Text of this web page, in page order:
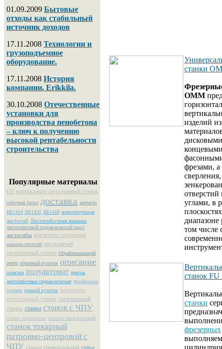
01.09.2009 Бытовые
отходы как стабильный
источник доходов
17.11.2008 Технологии и
грузоподъемное
оборудование.
17.11.2008 История
компании. Erikkila.
30.10.2008 Отечественные
установки для
производства пенобетона
– ключ к получению
высокой рентабельности
строительства
Популярные материалы
CU вертикально сверлильный станок
гибочная балка доставка запчасти
ИБ1424 ИБ1426 ИБ1428 комплектующие
листогиб Листогибочная машина
листогибочный гидравлический пресс
листогибы магнитное основание
машина-листогиб настольный
сверлильный станок Обрабатывающий
центр обратный кулачок описание
оснастка полуавтомат прессы
листогибочные гидравлические профильное
точение прямой кулачок радиально
сверлильный станок сверлильный
станок станки станок с ЧПУ
станок сверлильны станок сверлильный
станок токарный
патронно-центровой с
ЧПУ станок универсальный статьи
станки
ОММ
изделий
фрезами, а
углами, в
том числе
станок FU
станки
фрезерных